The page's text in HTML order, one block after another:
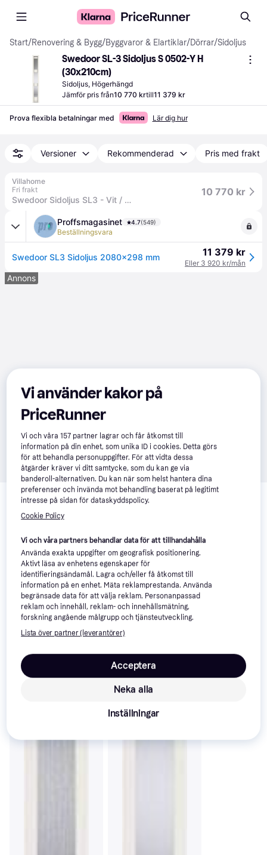
Start/Renovering & Bygg/Byggvaror & Elartiklar/Dörrar/Sidoljus
Swedoor SL-3 Sidoljus S 0502-Y H
(30x210cm)
Sidoljus, Högerhängd
Jämför pris från10 770 krtill11 379 kr
Prova flexibla betalningar med Lär dig hur
Versioner Rekommenderad Pris med frakt
Villahome
Fri frakt
Swedoor Sidoljus SL3 - Vit / Klarglas / 30 x 210 cm
10 770 kr
Proffsmagasinet 4.7(549)
Beställningsvara
Swedoor SL3 Sidoljus 2080x298 mm 11 379 kr
Eller 3 920 kr/mån
Annons
Relaterade produkter
Vi har plockat fram ett urval av produkter som kanske skulle
intressera dig.
Vi använder kakor på
PriceRunner
Vi och våra157 partner lagrar och får åtkomst till
information på din enhet, som unika ID i cookies. Detta görs
för att behandla personuppgifter. För att vidta dessa
åtgärder kräver vi ditt samtycke, som du kan ge via
banderoll-alternativen. Du kan när som helst hantera dina
preferenser och invända mot behandling baserat på legitimt
intresse på sidan för dataskyddspolicy.
Cookie Policy
Vi och våra partners behandlar data för att tillhandahålla
Använda exakta uppgifter om geografisk positionering.
Aktivt läsa av enhetens egenskaper för
identifieringsändamål. Lagra och/eller få åtkomst till
information på en enhet. Mäta reklamprestanda. Använda
begränsade data för att välja reklam. Personanpassad
reklam och innehåll, reklam- och innehållsmätning,
forskning angående målgrupp och tjänsteutveckling.
Lista över partner (leverantörer)
Neka alla
Acceptera
Inställningar